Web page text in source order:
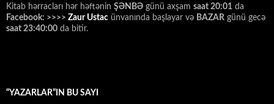
Kitab hərracları hər həftənin ŞƏNBƏ günü axşam saat 20:01 da
Facebook: >>>> Zaur Ustac ünvanında başlayar və BAZAR günü gecə
saat 23:40:00 da bitir.
“YAZARLAR”IN BU SAYI